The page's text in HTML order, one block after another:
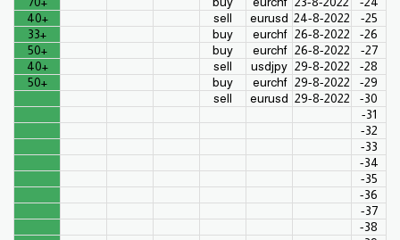
25-
24-8-2022
eurusd
sell
+40
26-
26-8-2022
eurchf
buy
+33
27-
26-8-2022
eurchf
buy
+50
28-
29-8-2022
usdjpy
sell
+40
29-
29-8-2022
eurchf
buy
+50
30-
29-8-2022
eurusd
sell
31-
32-
33-
34-
35-
36-
37-
38-